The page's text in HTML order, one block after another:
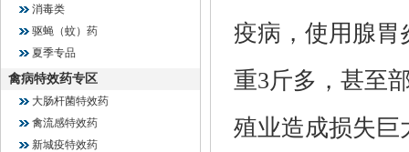
消毒类
驱蝇（蚊）药
夏季专品
禽病特效药专区
大肠杆菌特效药
禽流感特效药
新城疫特效药
疫病，使用腺胃
重3斤多，甚至
殖业造成损失巨